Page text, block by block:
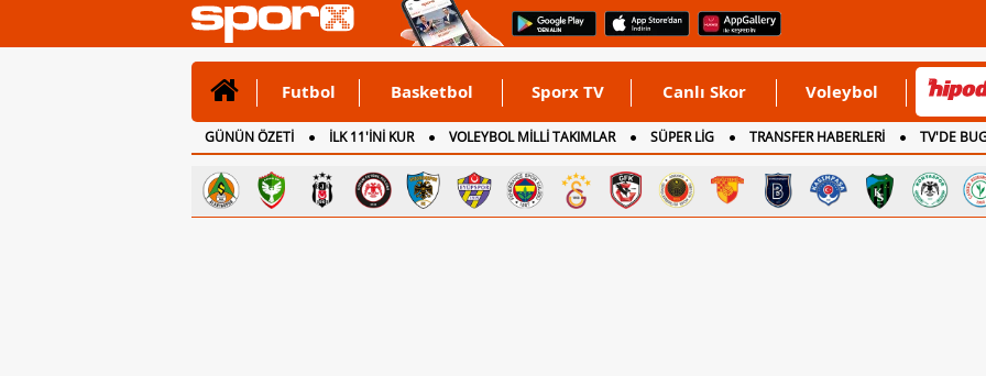
Futbol Basketbol Sporx TV Canlı Skor Voleybol
GÜNÜN ÖZETİ İLK 11'İNİ KUR VOLEYBOL MİLLİ TAKIMLAR SÜPER LİG TRANSFER HABERLERİ TV'DE
CANLI ANLATIM
İNGİLTERE